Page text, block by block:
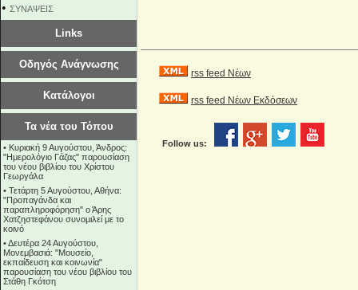
• ΣΥΝΑΨΕΙΣ
Links
Οδηγός Ανάγνωσης
Κατάλογοι
Τα νέα του Τόπου
• Κυριακή 9 Αυγούστου, Άνδρος:
"Ημερολόγιο Γάζας" παρουσίαση
του νέου βιβλίου του Χρίστου
Γεωργάλα
• Τετάρτη 5 Αυγούστου, Αθήνα:
"Προπαγάνδα και
παραπληροφόρηση" ο Άρης
Χατζηστεφάνου συνομιλεί με το
κοινό
•Δευτέρα 24 Αυγούστου,
Μονεμβασιά: "Μουσείο,
εκπαίδευση και κοινωνία"
παρουσίαση του νέου βιβλίου του
Στάθη Γκότση
rss feed Νέων
rss feed Νέων Εκδόσεων
Follow us: